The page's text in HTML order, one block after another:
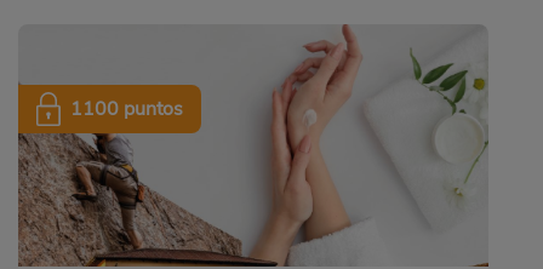
1100 puntos